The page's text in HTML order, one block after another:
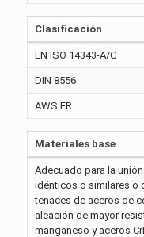
Clasificación
EN ISO 14343-A/G
DIN 8556
AWS ER
Materiales base
Adecuado para la
idénticos o similares o
tenaces de aceros de
aleación de mayor
manganeso y aceros